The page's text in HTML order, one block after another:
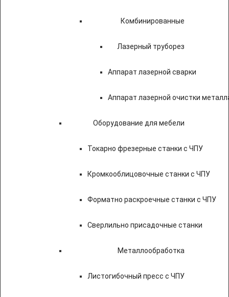
Комбинированные
Лазерный труборез
Аппарат лазерной сварки
Аппарат лазерной очистки
Оборудование для мебели
Токарно фрезерные станки с ЧПУ
Кромкооблицовочные станки с ЧПУ
Форматно раскроечные станки с ЧПУ
Сверлильно присадочные станки
Металлообработка
Листогибочный пресс с ЧПУ